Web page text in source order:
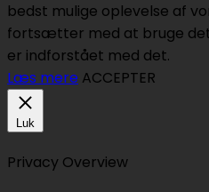
bedst mulige oplevelse af
fortsætter med at bruge
er indforstået med det.
Læs mere ACCEPTER
Luk
Privacy Overview